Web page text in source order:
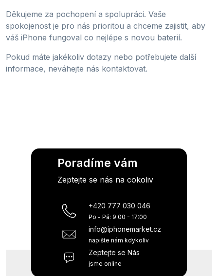
Děkujeme za pochopení a spolupráci. Vaše
spokojenost je pro nás prioritou a chceme zajistit, aby
váš iPhone fungoval co nejlépe s novou baterií.
Pokud máte jakékoliv dotazy nebo potřebujete další
informace, neváhejte nás kontaktovat.
Poradíme vám
Zeptejte se nás na cokoliv
+420 777 030 046
Po - Pá: 9:00 - 17:00
info@iphonemarket.cz
napište nám kdykoliv
Zeptejte se Nás
jsme online